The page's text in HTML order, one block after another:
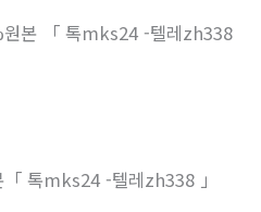
본 「 톡mks24 -텔레zh338
톡mks24 -텔레zh338 」